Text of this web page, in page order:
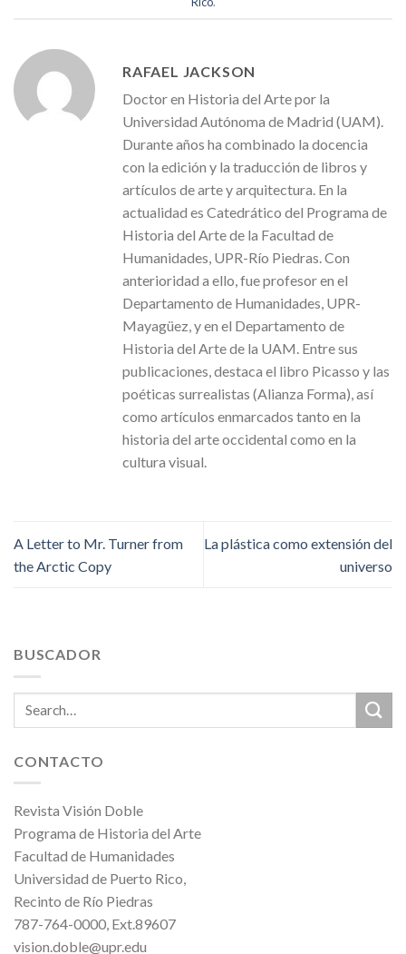
RAFAEL JACKSON
Doctor en Historia del Arte por la
Universidad Autónoma de Madrid (UAM).
Durante años ha combinado la docencia
con la edición y la traducción de libros y
artículos de arte y arquitectura. En la
actualidad es Catedrático del Programa de
Historia del Arte de la Facultad de
Humanidades, UPR-Río Piedras. Con
anterioridad a ello, fue profesor en el
Departamento de Humanidades, UPR-
Mayagüez, y en el Departamento de
Historia del Arte de la UAM. Entre sus
publicaciones, destaca el libro Picasso y las
poéticas surrealistas (Alianza Forma), así
como artículos enmarcados tanto en la
historia del arte occidental como en la
cultura visual.
A Letter to Mr. Turner from
the Arctic Copy
La plástica como extensión del
universo
BUSCADOR
CONTACTO
Revista Visión Doble
Programa de Historia del Arte
Facultad de Humanidades
Universidad de Puerto Rico,
Recinto de Río Piedras
787-764-0000, Ext.89607
vision.doble@upr.edu